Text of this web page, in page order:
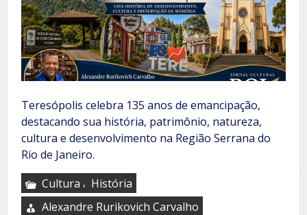
Teresópolis celebra 135 anos de emancipação,
destacando sua história, patrimônio, natureza,
cultura e desenvolvimento na Região Serrana do
Rio de Janeiro.
Cultura , História
Alexandre Rurikovich Carvalho